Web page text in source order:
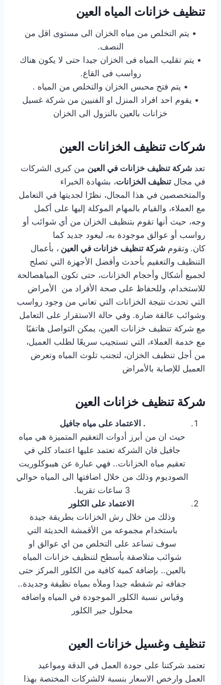
تنظيف خزانات المياه العين
• يتم التخلص من مياه الخزان الى مستوى اقل من
النصف.
• يتم تقليب المياه فى الخزان جيدا حتى لا يكون هناك
رواسب فى القاع.
• يتم فتح محبس الخزان والتخلص من المياه .
• يقوم احد افراد المنزل او الفنيين من شركة غسيل
خزانات بالعين بالنزول الى الخزان
شركات تنظيف الخزانات العين
تعد شركة تنظيف خزانات في العين من كبرى الشركات
في مجال تنظيف الخزانات، بشهادة الخبراء
والمتخصصين في هذا المجال، نظرًا لجديتها في التعامل
مع العملاء، والقيام بالمهام الموكلة إليها على أكمل
وجه، حيث أنها تقوم بتنظيف الخزان من أي شوائب أو
رواسب أو عوالق موجودة به، ليعود جديد كما
كان. وتقوم شركة تنظيف خزانات في العين ، بأعمال
التنظيف والتعقيم بأحدث وأفضل الأجهزة التي تصلح
لجميع أشكال وأحجام الخزانات، حتى تكون المياهصالحة
للاستخدام، وللحفاظ على صحة الأفراد من الأمراض
التي تحدث نتيجة الخزانات التي تعاني من وجود رواسب
وشوائب عالقة ضارة. وفي حالة الاستقرار على التعامل
مع شركة تنظيف خزانات العين، يمكن التواصل هاتفيًا
مع خدمة العملاء، التي تستجيب سريعًا لطلب العميل،
من أجل تنظيف الخزان، لتجنب تلوث المياه وتعرض
العميل للإصابة بالأمراض
شركة تنظيف خزانات العين
. الاعتماد على مياه جافيل
حيث ان من أبرز أدوات التعقيم المتميزة هي مياه
جافيل فان الشركة تعتمد عليها اعتماد كلي في
تعقيم مياه الخزانات.. فهي عبارة عن هيبوكلوريت
الصوديوم وذلك من خلال اضافتها الى المياه حوالي
3 ساعات تقريبا.
الاعتماد على الكلور
وذلك من خلال رش الخزانات بطريقة جيدة
باستخدام مجموعه من الأقمشة الحديثة التي
سوف تساعد على التخلص من اي عوالق او
شوائب متلاصقة بأسطح لتنظيف خزانات المياه
بالعين.. بإضافة كمية كافية من الكلور المركز حتى
جفافه ثم شفطه جيدا وملأه بمياه نظيفة وجديدة..
وقياس نسبة الكلور الموجودة في المياه واضافه
محلول جير الكلور
تنظيف وغسيل خزانات العين
تعتمد شركتنا على جودة العمل في الدقة ومواعيد
العمل وارخص الاسعار بنسبة لالشركات المختصة بهذا